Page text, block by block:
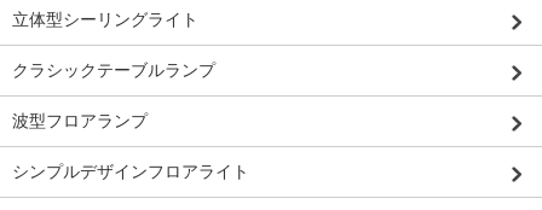
立体型シーリングライト
クラシックテーブルランプ
波型フロアランプ
シンプルデザインフロアライト